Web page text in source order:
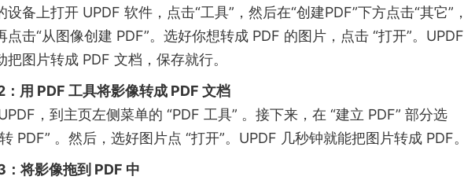
设备上打开 UPDF 软件，点击“工具”，然后在“创建PDF”下方点击“其它”，
点击“从图像创建 PDF”。选好你想转成 PDF 的图片，点击 “打开”。UPDF
把图片转成 PDF 文档，保存就行。
：用 PDF 工具将影像转成 PDF 文档
，到主页左侧菜单的 “PDF 工具” 。接下来，在 “建立 PDF” 部分选
PDF” 。然后，选好图片点 “打开”。UPDF 几秒钟就能把图片转成 PDF。
：将影像拖到 PDF 中